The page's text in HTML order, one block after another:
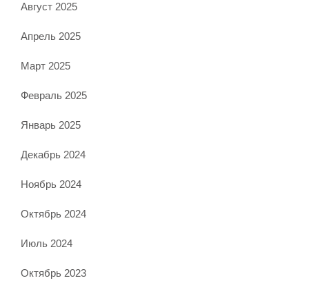
Август 2025
Апрель 2025
Март 2025
Февраль 2025
Январь 2025
Декабрь 2024
Ноябрь 2024
Октябрь 2024
Июль 2024
Октябрь 2023